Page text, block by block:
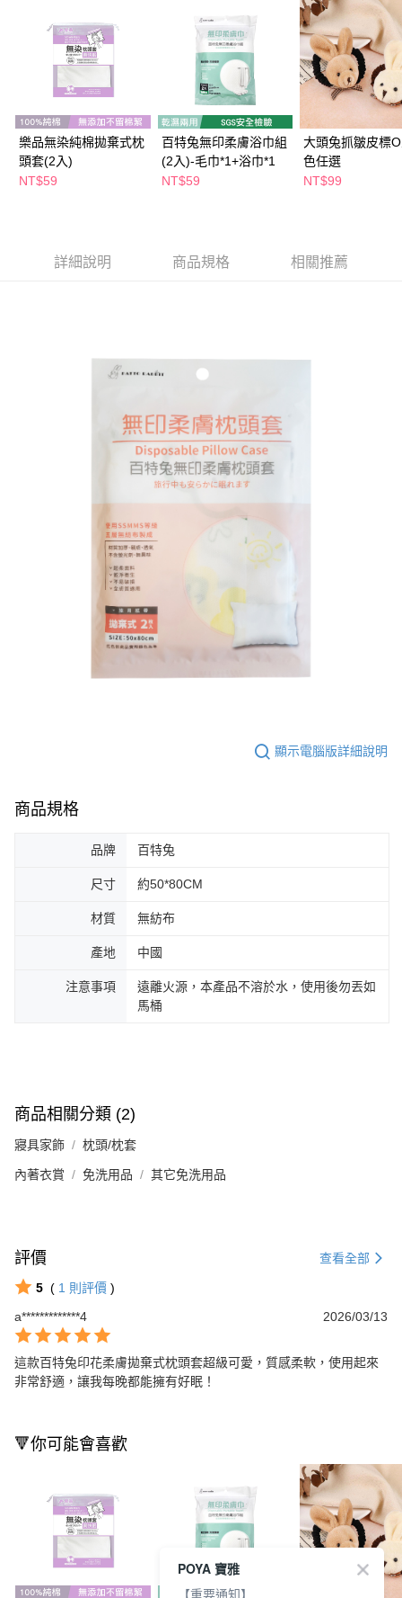
ATM／網路銀行／等多元方式進行付款，方視為交易完成。
※ 請注意：結帳手續完成當下不需立刻繳費，但若您需要取消訂單，請聯絡
購買商品的店家。未經商家同意取消之訂單仍視為有效，需透過AFTEE先享
後付繳納相關費用。
※ 交易是否成功請以「AFTEE先享後付 」之結帳頁面顯示為準，若有關於
是否繳費成功／繳費後需取消欲退款等相關疑問，請聯繫「AFTEE先享後付
https://netprotections.freshdesk.com/support/home
【注意事項】
１．透過由恩沛科技股份有限公司提供之「AFTEE先享後付」服務完成之交
易，需依本服務之必要範圍內提供個人資料，並將交易相關給付款項請求債
權轉讓予恩沛科技股份有限公司。
「AFTEE先享後付」，若未經同意申辦者引起之損失，本公司不負相關責
每筆NT$65，滿NT$490(含以上)免運費
付款後萊爾富取貨
每筆NT$65，滿NT$490(含以上)免運費
7-11取貨付款
每筆NT$65，滿NT$490(含以上)免運費
付款後7-11取貨
每筆NT$100，滿NT$790(含以上)免運費
樂品無染純棉拋棄式枕
頭套(2入)
NT$59
百特兔無印柔膚浴巾組
(2入)-毛巾*1+浴巾*1
NT$59
大頭兔抓皺皮標
色任選
NT$99
詳細說明 商品規格 相關推薦
顯示電腦版詳細說明
商品規格
品牌 百特兔
尺寸 約50*80CM
材質 無紡布
產地 中國
注意事項
遠離火源，本產品不溶於水，使用後勿丟如
馬桶
商品相關分類 (2)
寢具家飾 枕頭/枕套
內著衣賞 免洗用品 其它免洗用品
評價 查看全部
5 ( 1 則評價 )
a*************4
2026/03/13
這款百特兔印花柔膚拋棄式枕頭套超級可愛，質感柔軟，使用起來
非常舒適，讓我每晚都能擁有好眠！
🔻你可能會喜歡
POYA 寶雅
【重要通知】